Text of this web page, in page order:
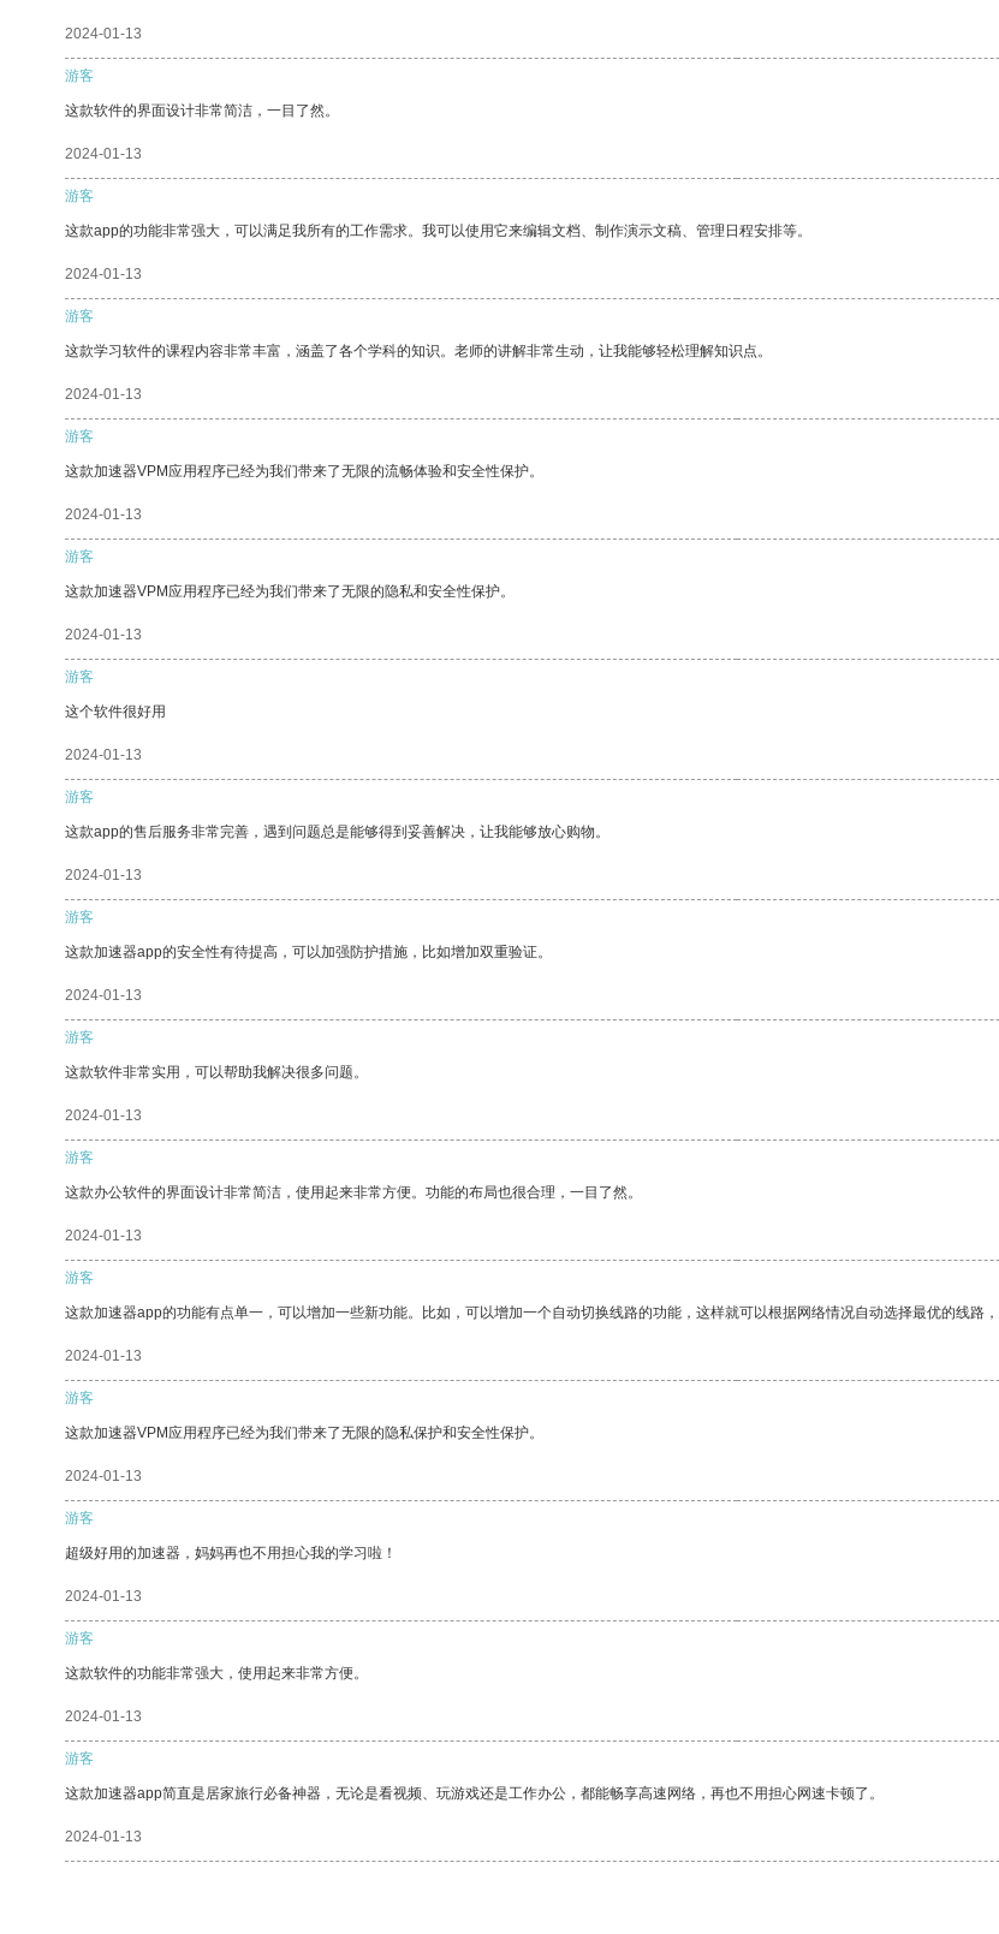
2024-01-13
游客
这款软件的界面设计非常简洁，一目了然。
2024-01-13
游客
这款app的功能非常强大，可以满足我所有的工作需求。我可以使用它来编辑文档、制作演示文稿、管理日程安排等。
2024-01-13
游客
这款学习软件的课程内容非常丰富，涵盖了各个学科的知识。老师的讲解非常生动，让我能够轻松理解知识点。
2024-01-13
游客
这款加速器VPM应用程序已经为我们带来了无限的流畅体验和安全性保护。
2024-01-13
游客
这款加速器VPM应用程序已经为我们带来了无限的隐私和安全性保护。
2024-01-13
游客
这个软件很好用
2024-01-13
游客
这款app的售后服务非常完善，遇到问题总是能够得到妥善解决，让我能够放心购物。
2024-01-13
游客
这款加速器app的安全性有待提高，可以加强防护措施，比如增加双重验证。
2024-01-13
游客
这款软件非常实用，可以帮助我解决很多问题。
2024-01-13
游客
这款办公软件的界面设计非常简洁，使用起来非常方便。功能的布局也很合理，一目了然。
2024-01-13
游客
这款加速器app的功能有点单一，可以增加一些新功能。比如，可以增加一个自动切换线路的功能，这样就可以根据网络情况自动选择最优的线路，
2024-01-13
游客
这款加速器VPM应用程序已经为我们带来了无限的隐私保护和安全性保护。
2024-01-13
游客
超级好用的加速器，妈妈再也不用担心我的学习啦！
2024-01-13
游客
这款软件的功能非常强大，使用起来非常方便。
2024-01-13
游客
这款加速器app简直是居家旅行必备神器，无论是看视频、玩游戏还是工作办公，都能畅享高速网络，再也不用担心网速卡顿了。
2024-01-13